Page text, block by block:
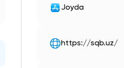
Joyda
https://sqb.uz/